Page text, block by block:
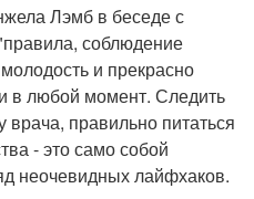
Лэмб в беседе с
соблюдение
и прекрасно
в любой момент. Следить
врача, правильно питаться
- это само собой
неочевидных лайфхаков.